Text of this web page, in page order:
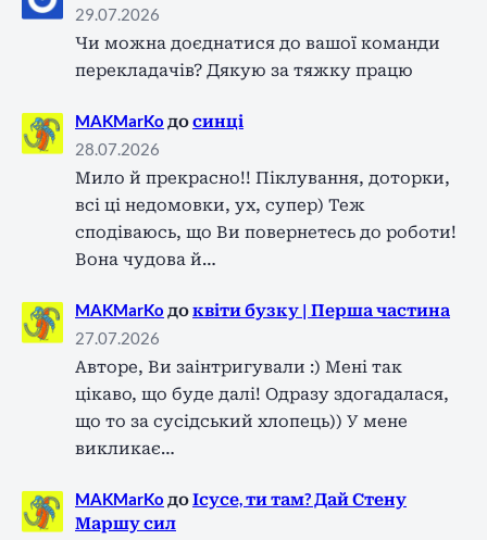
29.07.2026
Чи можна доєднатися до вашої команди
перекладачів? Дякую за тяжку працю
MAKMarKo досинці
28.07.2026
Мило й прекрасно!! Піклування, доторки,
всі ці недомовки, ух, супер) Теж
сподіваюсь, що Ви повернетесь до роботи!
Вона чудова й…
MAKMarKo доквіти бузку | Перша частина
27.07.2026
Авторе, Ви заінтригували :) Мені так
цікаво, що буде далі! Одразу здогадалася,
що то за сусідський хлопець)) У мене
викликає…
MAKMarKo доІсусе, ти там? Дай Стену
Маршу сил